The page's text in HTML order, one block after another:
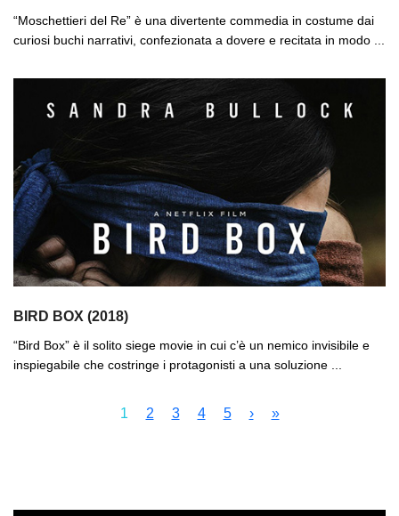
“Moschettieri del Re” è una divertente commedia in costume dai
curiosi buchi narrativi, confezionata a dovere e recitata in modo ...
BIRD BOX (2018)
“Bird Box” è il solito siege movie in cui c’è un nemico invisibile e
inspiegabile che costringe i protagonisti a una soluzione ...
1 2 3 4 5 › »